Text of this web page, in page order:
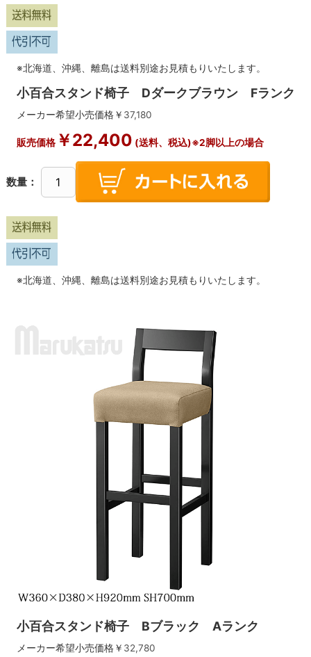
※北海道、沖縄、離島は送料別途お見積もりいたします。
小百合スタンド椅子 Dダークブラウン Fランク
メーカー希望小売価格￥ 37,180
販売価格￥22,400 (送料、税込)※2脚以上の場合
数量：
※北海道、沖縄、離島は送料別途お見積もりいたします。
小百合スタンド椅子 Bブラック Aランク
メーカー希望小売価格￥ 32,780